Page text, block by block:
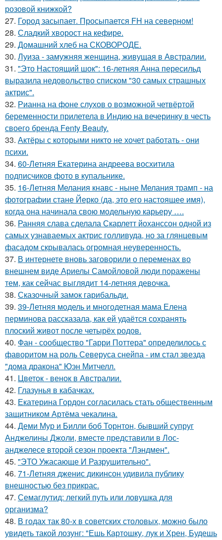
розовой книжкой?
27. Город засыпает. Просыпается FH на северном!
28. Сладкий хворост на кефире.
29. Домашний хлеб на СКОВОРОДЕ.
30. Луиза - замужняя женщина, живущая в Австралии.
31. "Это Настоящий шок": 16-летняя Анна пересильд
выразила недовольство списком "30 самых страшных
актрис".
32. Рианна на фоне слухов о возможной четвёртой
беременности прилетела в Индию на вечеринку в честь
своего бренда Fenty Beauty.
33. Актёры с которыми никто не хочет работать - они
психи.
34. 60-Летняя Екатерина андреева восхитила
подписчиков фото в купальнике.
35. 16-Летняя Мелания кнавс - ныне Мелания трамп - на
фотографии стане Йерко (да, это его настоящее имя),
когда она начинала свою модельную карьеру ….
36. Ранняя слава сделала Скарлетт йоханссон одной из
самых узнаваемых актрис голливуда, но за глянцевым
фасадом скрывалась огромная неуверенность.
37. В интернете вновь заговорили о переменах во
внешнем виде Ариелы Самойловой люди поражены
тем, как сейчас выглядит 14-летняя девочка.
38. Сказочный замок гарибальди.
39. 39-Летняя модель и многодетная мама Елена
перминова рассказала, как ей удаётся сохранять
плоский живот после четырёх родов.
40. Фан - сообщество "Гарри Поттера" определилось с
фаворитом на роль Северуса снейпа - им стал звезда
"дома дракона" Юэн Митчелл.
41. Цветок - венок в Австралии.
42. Глазунья в кабачках.
43. Екатерина Гордон согласилась стать общественным
защитником Артёма чекалина.
44. Деми Мур и Билли боб Торнтон, бывший супруг
Анджелины Джоли, вместе представили в Лос-
анджелесе второй сезон проекта "Лэндмен".
45. "ЭТО Ужасающе И Разрушительно".
46. 71-Летняя дженис дикинсон удивила публику
внешностью без прикрас.
47. Семаглутид: легкий путь или ловушка для
организма?
48. В годах так 80-х в советских столовых, можно было
увидеть такой лозунг: "Ешь Картошку, лук и Хрен, Будешь